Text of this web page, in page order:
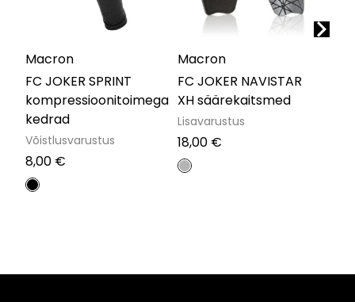
Macron
FC JOKER SPRINT
kompressioonitoimega
kedrad
Võistlusvarustus
8,00 €
Macron
FC JOKER NAVISTAR
XH säärekaitsmed
Lisavarustus
18,00 €